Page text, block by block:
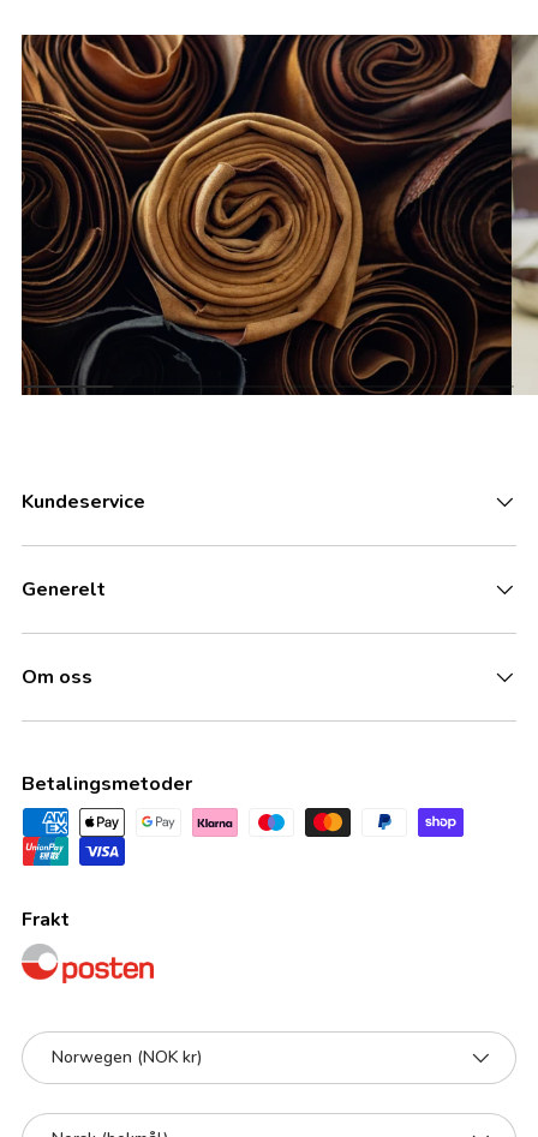
Kundeservice
Generelt
Om oss
Betalingsmetoder
Frakt
Land/Region
Norwegen (NOK kr)
Språk